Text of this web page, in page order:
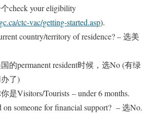
check your eligibility
ctc-vac/getting-started.asp).
country/territory of residence? – 选美
的permanent resident时候，选No (有绿
了)
是Visitors/Tourists – under 6 months.
on someone for financial support? – 选No.